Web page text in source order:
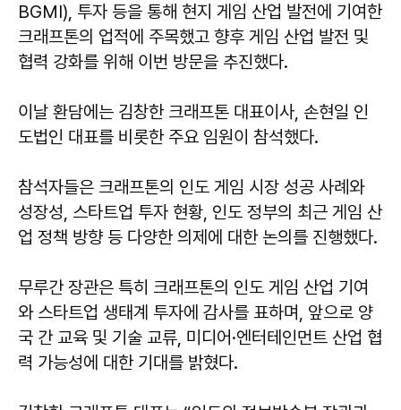
BGMI), 투자 등을 통해 현지 게임 산업 발전에 기여한
크래프톤의 업적에 주목했고 향후 게임 산업 발전 및
협력 강화를 위해 이번 방문을 추진했다.
이날 환담에는 김창한 크래프톤 대표이사, 손현일 인
도법인 대표를 비롯한 주요 임원이 참석했다.
참석자들은 크래프톤의 인도 게임 시장 성공 사례와
성장성, 스타트업 투자 현황, 인도 정부의 최근 게임 산
업 정책 방향 등 다양한 의제에 대한 논의를 진행했다.
무루간 장관은 특히 크래프톤의 인도 게임 산업 기여
와 스타트업 생태계 투자에 감사를 표하며, 앞으로 양
국 간 교육 및 기술 교류, 미디어·엔터테인먼트 산업 협
력 가능성에 대한 기대를 밝혔다.